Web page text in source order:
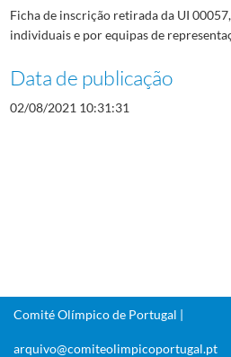
Ficha de inscrição retirada da UI
individuais e por equipas de
Data de publicação
02/08/2021 10:31:31
Comité Olímpico de Portugal |
arquivo@comiteolimpicoportugal.pt